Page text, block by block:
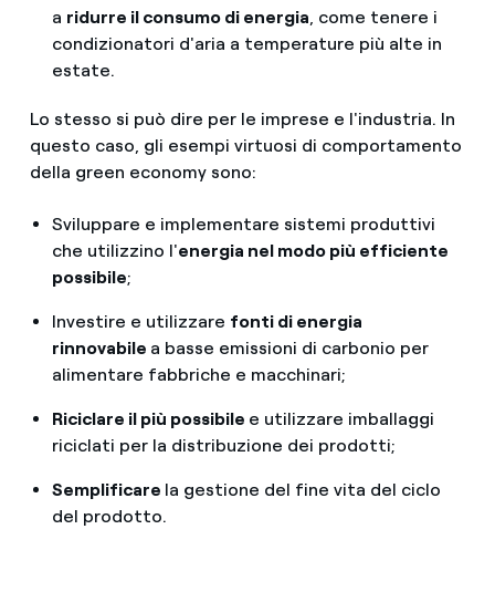
a ridurre il consumo di energia, come tenere i
condizionatori d'aria a temperature più alte in
estate.
Lo stesso si può dire per le imprese e l'industria. In
questo caso, gli esempi virtuosi di comportamento
della green economy sono:
Sviluppare e implementare sistemi produttivi
che utilizzino l'energia nel modo più efficiente
possibile;
Investire e utilizzare fonti di energia
rinnovabile a basse emissioni di carbonio per
alimentare fabbriche e macchinari;
Riciclare il più possibile e utilizzare imballaggi
riciclati per la distribuzione dei prodotti;
Semplificare la gestione del fine vita del ciclo
del prodotto.